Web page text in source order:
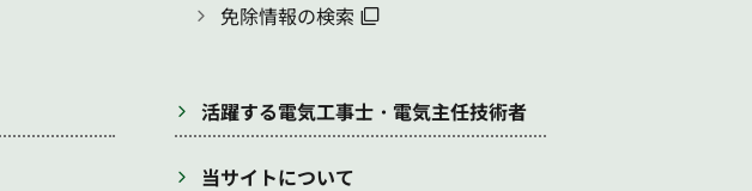
免除情報の検索
活躍する電気工事士・電気主任技術者
当サイトについて